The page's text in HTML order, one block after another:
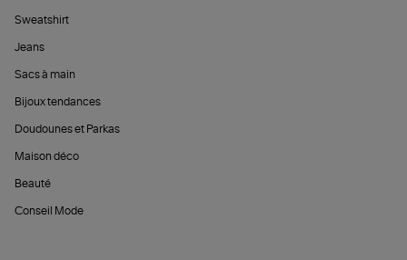
Sweatshirt
Jeans
Sacs à main
Bijoux tendances
Doudounes et Parkas
Maison déco
Beauté
Conseil Mode